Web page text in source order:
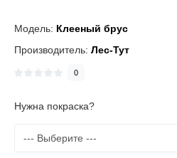
Модель: Клееный брус
Производитель: Лес-Тут
0
Нужна покраска?